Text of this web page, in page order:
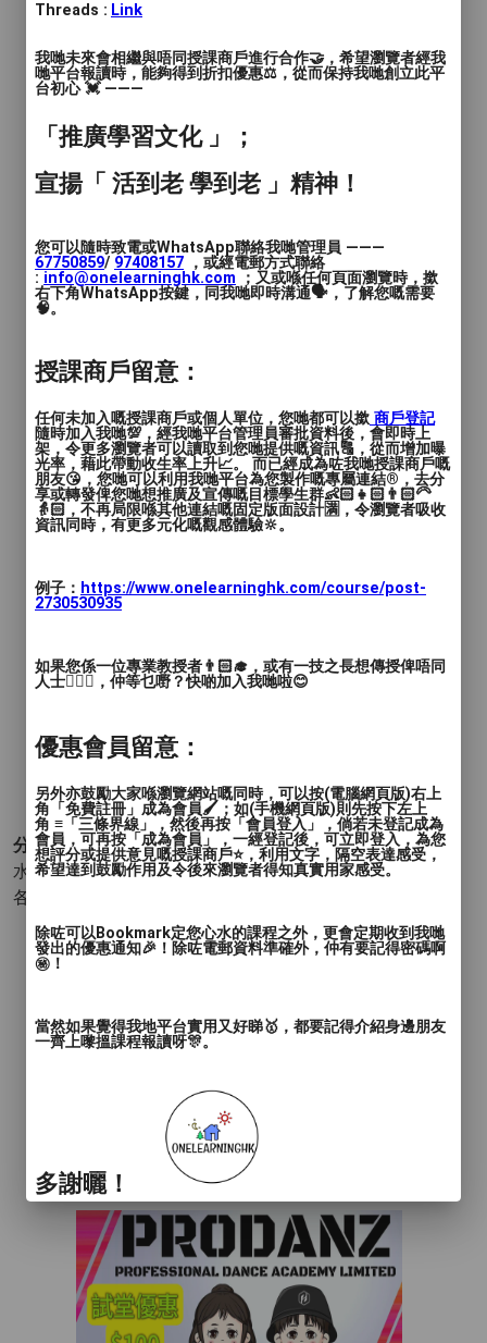
入學資格：15歲或以上
分類 :
水上運動 - 游泳- 自由式 蝶式 蛙式 背泳
各類牌照 - 急救和拯溺
Threads : Link
我哋未來會相繼與唔同授課商戶進行合作🤝，希望瀏覽者經我
哋平台報讀時，能夠得到折扣優惠⚖️，從而保持我哋創立此平
台初心 💓 ———
「推廣學習文化 」；
宣揚「 活到老 學到老 」精神！
您可以隨時致電或WhatsApp聯絡我哋管理員 ———
67750859/ 97408157 ，或經電郵方式聯絡
: info@onelearninghk.com ；又或喺任何頁面瀏覽時，撳
右下角WhatsApp按鍵，同我哋即時溝通🗣️，了解您嘅需要
🧠。
授課商戶留意：
任何未加入嘅授課商戶或個人單位，您哋都可以撳 商戶登記
隨時加入我哋💯，經我哋平台管理員審批資料後，會即時上
架，令更多瀏覽者可以讀取到您哋提供嘅資訊🔠，從而增加曝
光率，藉此帶動收生率上升📈。 而已經成為咗我哋授課商戶嘅
朋友😘，您哋可以利用我哋平台為您製作嘅專屬連結®️，去分
享或轉發俾您哋想推廣及宣傳嘅目標學生群👶🏻👧🏻👨🏻‍🦳
👵🏻，不再局限喺其他連結嘅固定版面設計🈵，令瀏覽者吸收
資訊同時，有更多元化嘅觀感體驗🔆。
例子： https://www.onelearninghk.com/course/post-
2730530935
如果您係一位專業教授者👨🏻‍🎓，或有一技之長想傳授俾唔同
人士🙋🏻‍♂️，仲等乜嘢？快啲加入我哋啦😊
優惠會員留意：
另外亦鼓勵大家喺瀏覽網站嘅同時，可以按(電腦網頁版)右上
角「免費註冊」成為會員🖌️；如(手機網頁版)則先按下左上
角 ≡「三條界線」，然後再按「會員登入」，倘若未登記成為
會員，可再按「成為會員」，一經登記後，可立即登入，為您
想評分或提供意見嘅授課商戶⭐️，利用文字，隔空表達感受，
希望達到鼓勵作用及令後來瀏覽者得知真實用家感受。
除咗可以Bookmark定您心水的課程之外，更會定期收到我哋
發出的優惠通知🎉！除咗電郵資料準確外，仲有要記得密碼啊
㊙️！
當然如果覺得我地平台實用又好睇🥇，都要記得介紹身邊朋友
一齊上嚟搵課程報讀呀🎊。
多謝曬！